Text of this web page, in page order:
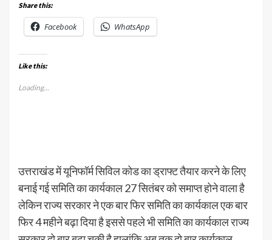
Share this:
Facebook WhatsApp
Like this:
Loading...
उत्तराखंड में यूनिफॉर्म सिविल कोड का ड्राफ्ट तैयार करने के लिए
बनाई गई समिति का कार्यकाल 27 सितंबर को समाप्त होने वाला है
लेकिन राज्य सरकार ने एक बार फिर समिति का कार्यकाल एक बार
फिर 4 महीने बढ़ा दिया है इससे पहले भी समिति का कार्यकाल राज्य